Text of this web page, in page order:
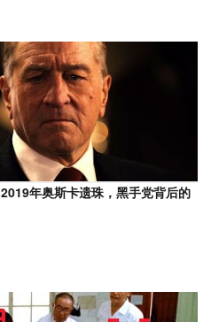
年奥斯卡遗珠，黑手党背后的